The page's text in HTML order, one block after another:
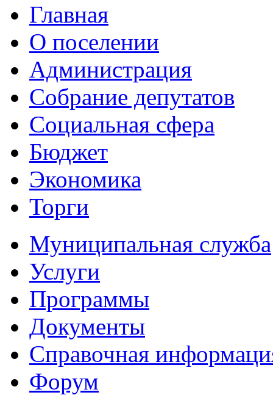
Главная
О поселении
Администрация
Собрание депутатов
Социальная сфера
Бюджет
Экономика
Торги
Муниципальная служба
Услуги
Программы
Документы
Справочная
Форум